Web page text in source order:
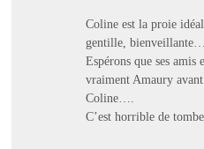
Coline est la proie
gentille, bienveillante…
Espérons que ses
vraiment Amaury
Coline….
C’est horrible de